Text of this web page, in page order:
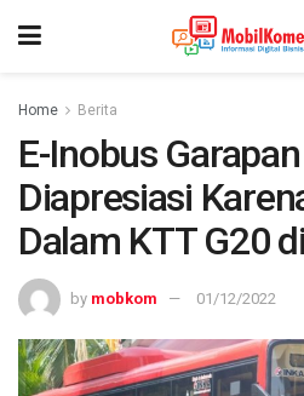
Home Berita
E-Inobus
Diapresiasi
Dalam KTT G20
by mobkom 01/12/2022